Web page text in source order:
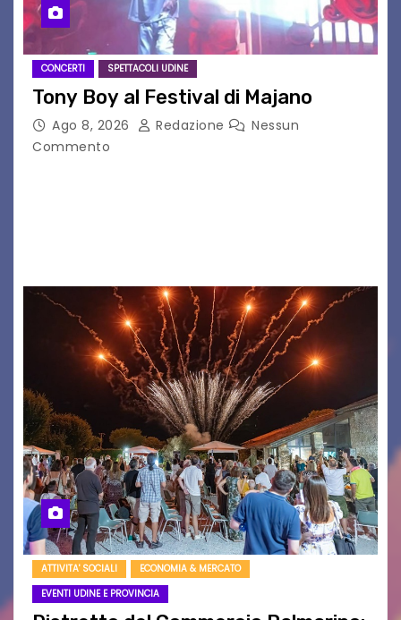
CONCERTI SPETTACOLI UDINE
Tony Boy al Festival di Majano
Ago 8, 2026 Redazione
Nessun
Commento
ATTIVITA' SOCIALI
ECONOMIA & MERCATO
EVENTI UDINE E PROVINCIA